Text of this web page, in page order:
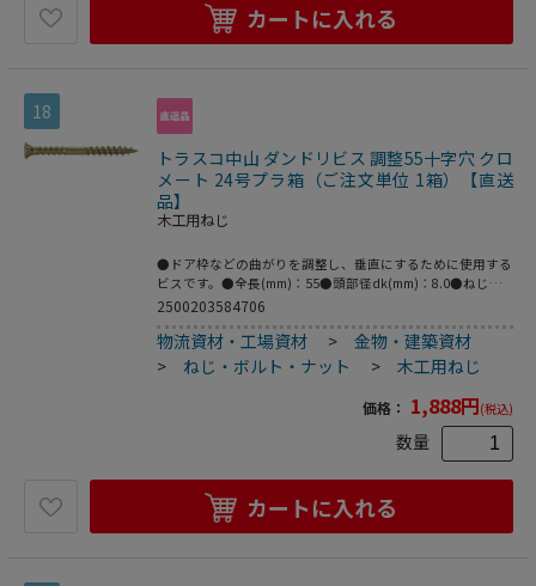
カートに入れる
18
トラスコ中山 ダンドリビス 調整55十字穴 クロ
メート 24号プラ箱（ご注文単位 1箱）【直送
品】
木工用ねじ
●ドア枠などの曲がりを調整し、垂直にするために使用する
ビスです。●全長(mm)：55●頭部径dk(mm)：8.0●ねじ長
さ1(mm)：27●ねじ径1(mm)：5.2●ねじ長さ2(mm)：15●
クロメート
2500203584706
物流資材・工場資材 >金物・建築資材
> ねじ・ボルト・ナット >木工用ねじ
価格： 1,888円(税込)
数量
カートに入れる